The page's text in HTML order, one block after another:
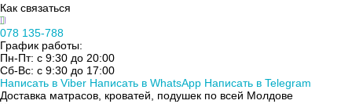
Грамотный уход за бамбуковыми одеялами заключается в
сухой чистке пылесосом. Шелковые изделия лучше относить в
химчистку. В регулярной чистке они не нуждаются, иногда
достаточно высушить одеяло для возврата эластичности и
упругости. Некоторые производители рекомендуют стирать на
щадящем режиме.
Как связаться
078 135-788
График работы:
Пн-Пт: с 9:30 до 20:00
Сб-Вс: с 9:30 до 17:00
Написать в Viber Написать в WhatsApp Написать в Telegram
Доставка матрасов, кроватей, подушек по всей Молдове